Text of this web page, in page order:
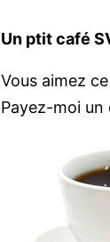
Un ptit café
Vous aimez
Payez-moi un